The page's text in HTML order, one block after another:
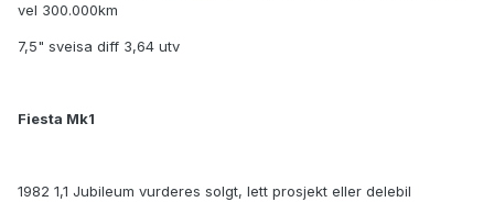
vel 300.000km
7,5" sveisa diff 3,64 utv
Fiesta Mk1
1982 1,1 Jubileum vurderes solgt, lett prosjekt eller delebil